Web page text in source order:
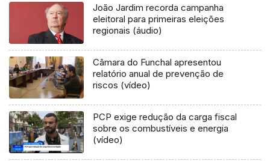
João Jardim recorda campanha
eleitoral para primeiras eleições
regionais (áudio)
Câmara do Funchal apresentou
relatório anual de prevenção de
riscos (vídeo)
PCP exige redução da carga fiscal
sobre os combustíveis e energia
(vídeo)